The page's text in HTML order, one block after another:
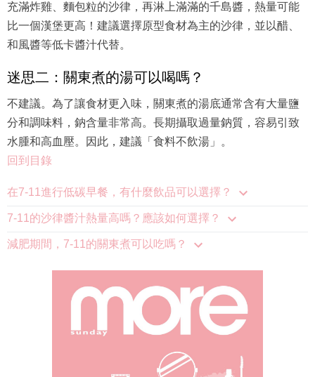
充滿炸雞、麵包粒的沙律，再淋上滿滿的千島醬，熱量可能
比一個漢堡更高！建議選擇原型食材為主的沙律，並以醋、
和風醬等低卡醬汁代替。
迷思二：關東煮的湯可以喝嗎？
不建議。為了讓食材更入味，關東煮的湯底通常含有大量鹽
分和調味料，鈉含量非常高。長期攝取過量鈉質，容易引致
水腫和高血壓。因此，建議「食料不飲湯」。
回到目錄
在7-11進行低碳早餐，有什麼飲品可以選擇？
7-11的沙律醬汁熱量高嗎？應該如何選擇？
減肥期間，7-11的關東煮可以吃嗎？